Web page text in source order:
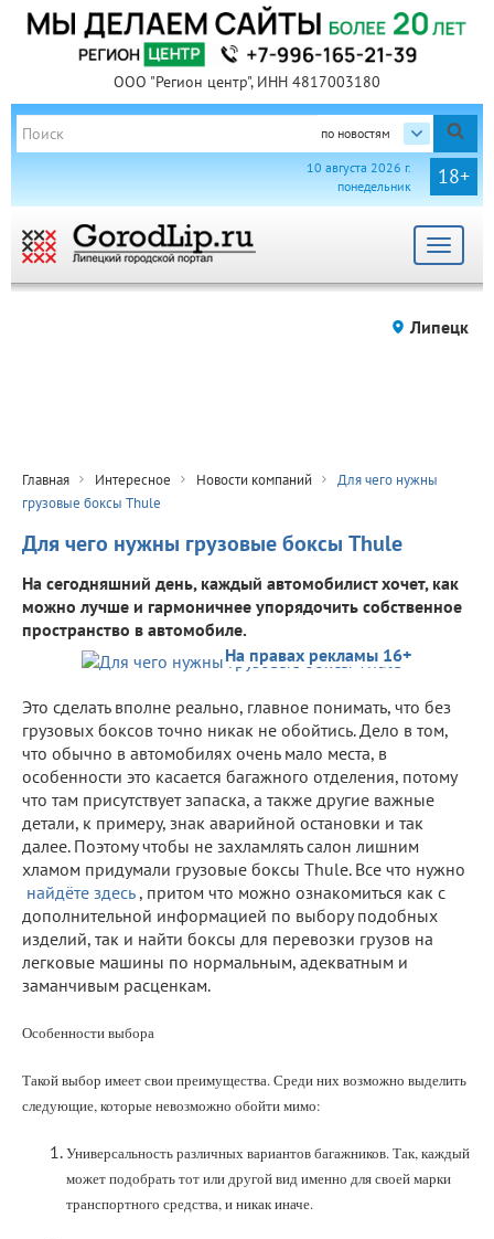
ООО "Регион центр", ИНН 4817003180
по новостям
18+
10 августа 2026 г.
понедельник
Toggle
Липецк
Главная Интересное Новости компаний
Для чего нужны
грузовые боксы Thule
Для чего нужны грузовые боксы Thule
На сегодняшний день, каждый автомобилист хочет, как
можно лучше и гармоничнее упорядочить собственное
пространство в автомобиле.
На правах рекламы 16+
Это сделать вполне реально, главное понимать, что без
грузовых боксов точно никак не обойтись. Дело в том,
что обычно в автомобилях очень мало места, в
особенности это касается багажного отделения, потому
что там присутствует запаска, а также другие важные
детали, к примеру, знак аварийной остановки и так
далее. Поэтому чтобы не захламлять салон лишним
хламом придумали грузовые боксы Thule. Все что нужно
найдёте здесь , притом что можно ознакомиться как с
дополнительной информацией по выбору подобных
изделий, так и найти боксы для перевозки грузов на
легковые машины по нормальным, адекватным и
заманчивым расценкам.
Особенности выбора
Такой выбор имеет свои преимущества. Среди них возможно выделить
следующие, которые невозможно обойти мимо:
Универсальность различных вариантов багажников. Так, каждый
может подобрать тот или другой вид именно для своей марки
транспортного средства, и никак иначе.